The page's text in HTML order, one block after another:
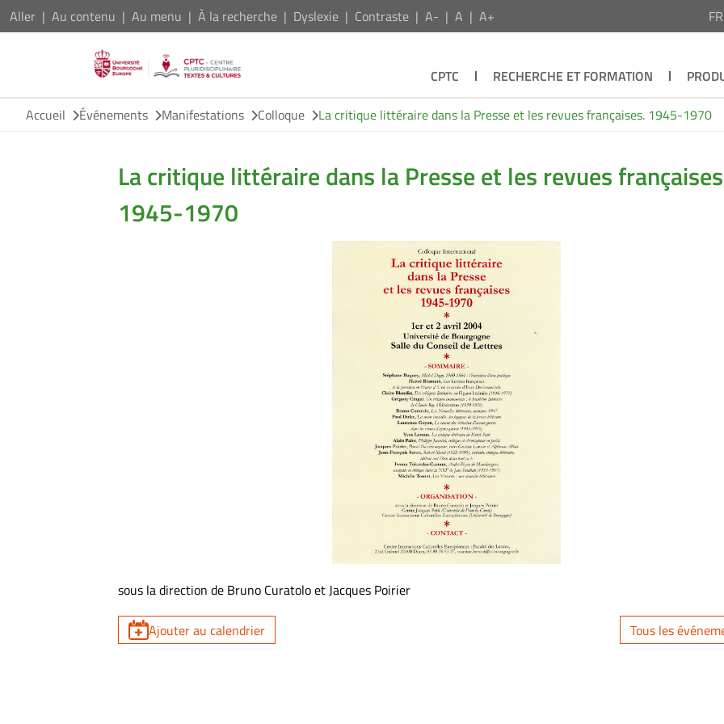
Aller Au contenu Au menu À la recherche Dyslexie Contraste A- A A+
CPTC RECHERCHE ET FORMATION
Accueil
Événements Manifestations Colloque La critique littéraire dans la Presse et les revues françaises. 1945-1970
La critique littéraire dans la Presse et les revues
1945-1970
sous la direction de Bruno Curatolo et Jacques Poirier
Ajouter au calendrier Tous les